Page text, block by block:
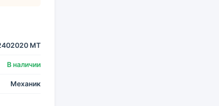
МТ
В наличии
Механик